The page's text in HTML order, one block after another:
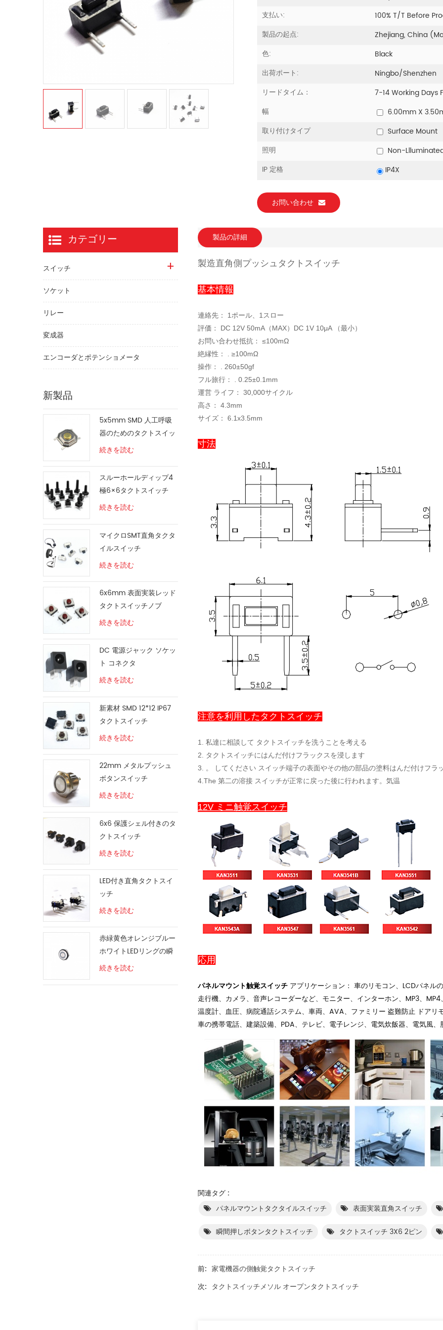
支払い:
100% T/T Before
製品の起点:
Zhejiang, China
色:
Black
出荷ポート:
Ningbo/Shenzhen
リードタイム：
7-14 Working Days
幅
6.00mm X
取り付けタイプ
Surface Mount
照明
Non-
IP 定格
IP4X
お問い合わせ
製品の詳細
製造直角側プッシュタクトスイッチ
基本情報
連絡先： 1ポール、1スロー
評価： DC 12V 50mA（MAX）DC 1V 10μA （最小）
お問い合わせ抵抗： ≤100mΩ
絶縁性： . ≥100mΩ
操作： . 260±50gf
フル旅行： . 0.25±0.1mm
運営 ライフ： 30,000サイクル
高さ： 4.3mm
サイズ： 6.1x3.5mm
寸法
注意を利用したタクトスイッチ
1. 私達に相談して タクトスイッチを洗うことを考える
2. タクトスイッチにはんだ付けフラックスを浸します
3.
。
してください スイッチ端子の表面やその他の部品の塗料はんだ付けフラ
4.The 第二の溶接 スイッチが正常に戻った後に行われます。気温
12V ミニ触覚スイッチ
応用
パネルマウント触覚スイッチアプリケーション： 車のリモコン、LCDパネル
走行機、カメラ、音声レコーダーなど、モニター、インターホン、MP3、
温度計、血圧、病院通話システム、車両、AVA、ファミリー 盗難防止 ドアリ
車の携帯電話、建築設備、PDA、テレビ、電子レンジ、電気炊飯器、電気風、
関連タグ :
パネルマウントタクタイルスイッチ
表面実装直角スイッチ
瞬間押しボタンタクトスイッチ タクトスイッチ 3X6 2ピン
前: 家電機器の側触覚タクトスイッチ
次: タクトスイッチメソル オープンタクトスイッチ
カテゴリー
スイッチ
ソケット
リレー
変成器
エンコーダとポテンショメータ
新製品
5x5mm SMD 人工呼吸
器のためのタクトスイッ
チ
続きを読む
スルーホールディップ4
極6×6タクトスイッチ
続きを読む
マイクロSMT直角タクタ
イルスイッチ
続きを読む
6x6mm 表面実装レッド
タクトスイッチノブ
続きを読む
DC 電源ジャック ソケッ
ト コネクタ
続きを読む
新素材 SMD 12*12 IP67
タクトスイッチ
続きを読む
22mm メタルプッシュ
ボタンスイッチ
続きを読む
6x6 保護シェル付きのタ
クトスイッチ
続きを読む
LED付き直角タクトスイ
ッチ
続きを読む
赤緑黄色オレンジブルー
ホワイトLEDリングの瞬
間的な切り替え
続きを読む